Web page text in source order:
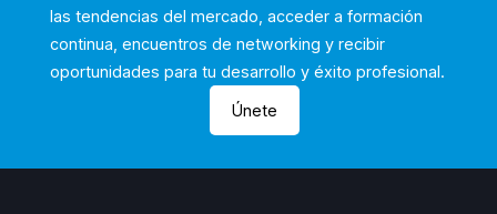
las tendencias del mercado, acceder a formación
continua, encuentros de networking y recibir
oportunidades para tu desarrollo y éxito profesional.
Únete